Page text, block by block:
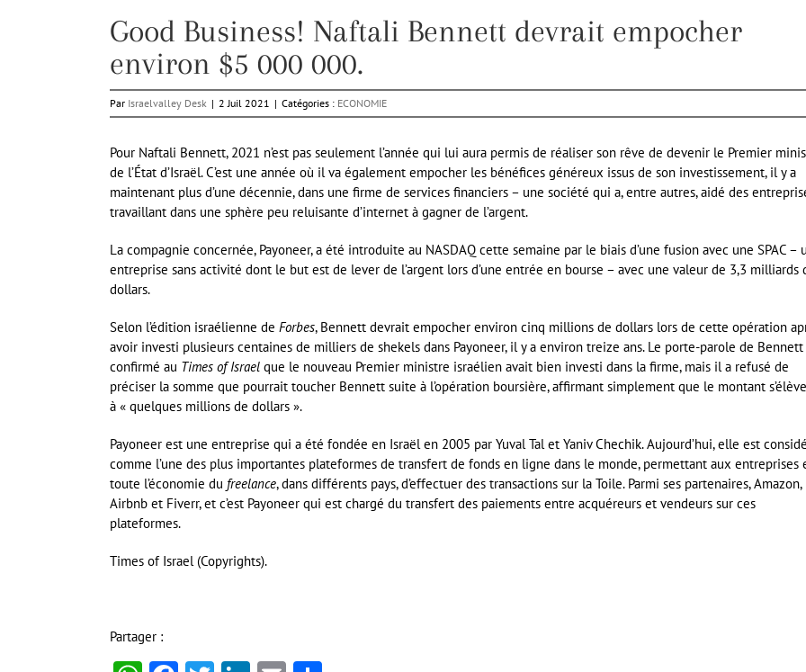
Good Business! Naftali Bennett devrait empocher
environ $5 000 000.
Par Israelvalley Desk | 2 Juil 2021 | Catégories : ECONOMIE
Pour Naftali Bennett, 2021 n’est pas seulement l’année qui lui aura permis de réaliser son rêve de devenir le Premier
de l’État d’Israël. C’est une année où il va également empocher les bénéfices généreux issus de son investissement, il y a
maintenant plus d’une décennie, dans une firme de services financiers – une société qui a, entre autres, aidé des
travaillant dans une sphère peu reluisante d’internet à gagner de l’argent.
La compagnie concernée, Payoneer, a été introduite au NASDAQ cette semaine par le biais d’une fusion avec une SPAC –
entreprise sans activité dont le but est de lever de l’argent lors d’une entrée en bourse – avec une valeur de 3,3 milliards
dollars.
Selon l’édition israélienne de Forbes, Bennett devrait empocher environ cinq millions de dollars lors de cette opération
avoir investi plusieurs centaines de milliers de shekels dans Payoneer, il y a environ treize ans. Le porte-parole de Bennett
confirmé au Times of Israel que le nouveau Premier ministre israélien avait bien investi dans la firme, mais il a refusé de
préciser la somme que pourrait toucher Bennett suite à l’opération boursière, affirmant simplement que le montant
à « quelques millions de dollars ».
Payoneer est une entreprise qui a été fondée en Israël en 2005 par Yuval Tal et Yaniv Chechik. Aujourd’hui, elle est
comme l’une des plus importantes plateformes de transfert de fonds en ligne dans le monde, permettant aux entreprises
toute l’économie du freelance, dans différents pays, d’effectuer des transactions sur la Toile. Parmi ses partenaires, Amazon,
Airbnb et Fiverr, et c’est Payoneer qui est chargé du transfert des paiements entre acquéreurs et vendeurs sur ces
plateformes.
Times of Israel (Copyrights).
Partager :